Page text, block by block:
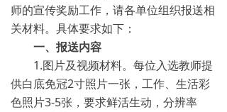
师的宣传奖励工作，请各单位组织报送相
关材料。具体要求如下：
一、报送内容
1.图片及视频材料。每位入选教师提
供白底免冠2寸照片一张，工作、生活彩
色照片3-5张，要求鲜活生动，分辨率